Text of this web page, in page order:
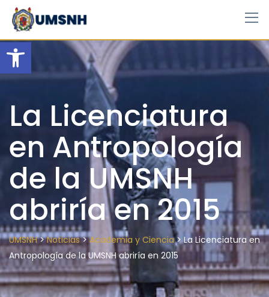
Open toolbar
Skip
content
La Licenciatura
en Antropología
de la UMSNH
abriría en 2015
UMSNH>Noticias>Academia y Ciencia>La Licenciatura en
Antropología de la UMSNH abriría en 2015